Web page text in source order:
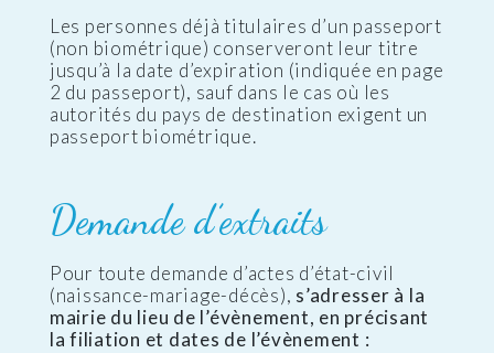
Les personnes déjà titulaires d’un passeport
(non biométrique) conserveront leur titre
jusqu’à la date d’expiration (indiquée en page
2 du passeport), sauf dans le cas où les
autorités du pays de destination exigent un
passeport biométrique.
Demande d’extraits
Pour toute demande d’actes d’état-civil
(naissance-mariage-décès), s’adresser à la
mairie du lieu de l’évènement, en précisant
la filiation et dates de l’évènement :